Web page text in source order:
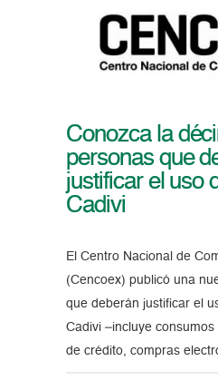
Conozca la
personas que
justificar el uso
Cadivi
El Centro Nacional de
(Cencoex) publicó una
que deberán justificar el
Cadivi –incluye
de crédito, compras